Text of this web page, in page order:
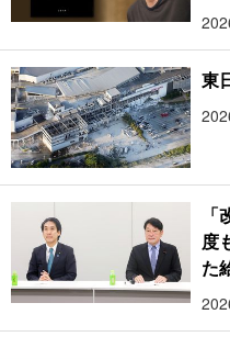
東
度
た